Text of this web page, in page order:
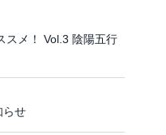
スメ！ Vol.3 陰陽五行
らせ